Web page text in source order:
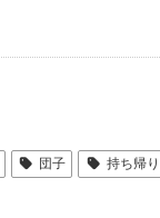
団子 持ち帰り